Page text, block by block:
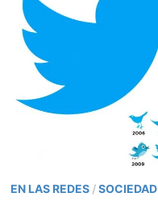
EN LAS REDES /SOCIEDAD